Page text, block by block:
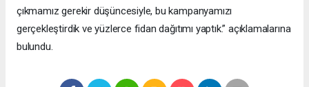
çıkmamız gerekir düşüncesiyle, bu kampanyamızı
gerçekleştirdik ve yüzlerce fidan dağıtımı yaptık.” açıklamalarına
bulundu.